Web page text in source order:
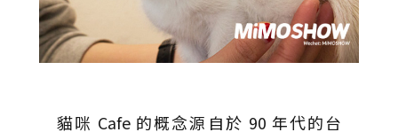
貓咪 Cafe 的概念源自於 90 年代的台